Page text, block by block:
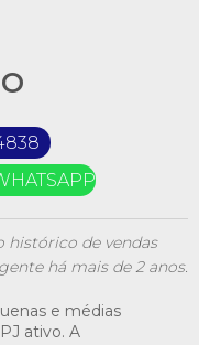
histórico de vendas
há mais de 2 anos.
e médias
ativo. A